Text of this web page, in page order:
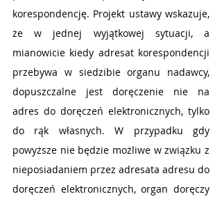
korespondencję. Projekt ustawy wskazuje,
że w jednej wyjątkowej sytuacji, a
mianowicie kiedy adresat korespondencji
przebywa w siedzibie organu nadawcy,
dopuszczalne jest doręczenie nie na
adres do doręczeń elektronicznych, tylko
do rąk własnych. W przypadku gdy
powyższe nie będzie możliwe w związku z
nieposiadaniem przez adresata adresu do
doręczeń elektronicznych, organ doręczy